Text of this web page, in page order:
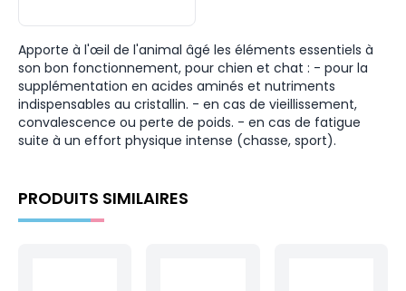
Apporte à l'œil de l'animal âgé les éléments essentiels à
son bon fonctionnement, pour chien et chat : - pour la
supplémentation en acides aminés et nutriments
indispensables au cristallin. - en cas de vieillissement,
convalescence ou perte de poids. - en cas de fatigue
suite à un effort physique intense (chasse, sport).
PRODUITS SIMILAIRES